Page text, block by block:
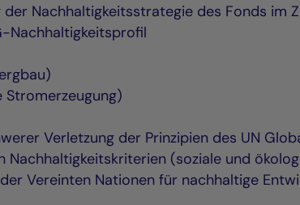
Nachhaltigkeitsstrategie des Fonds im
Nachhaltigkeitsprofil
Stromerzeugung)
Verletzung der Prinzipien des UN
(soziale und
Vereinten Nationen für nachhaltige